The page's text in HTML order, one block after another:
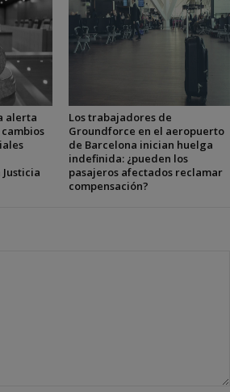
alerta
Los trabajadores de
Groundforce en el aeropuerto
de Barcelona inician huelga
indefinida: ¿pueden los
pasajeros afectados reclamar
compensación?